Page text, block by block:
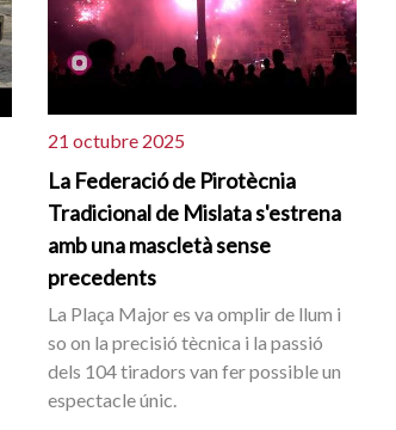
21 octubre 2025
La Federació de Pirotècnia
Tradicional de Mislata s'estrena
amb una mascletà sense
precedents
La Plaça Major es va omplir de llum i
so on la precisió tècnica i la passió
dels 104 tiradors van fer possible un
espectacle únic.